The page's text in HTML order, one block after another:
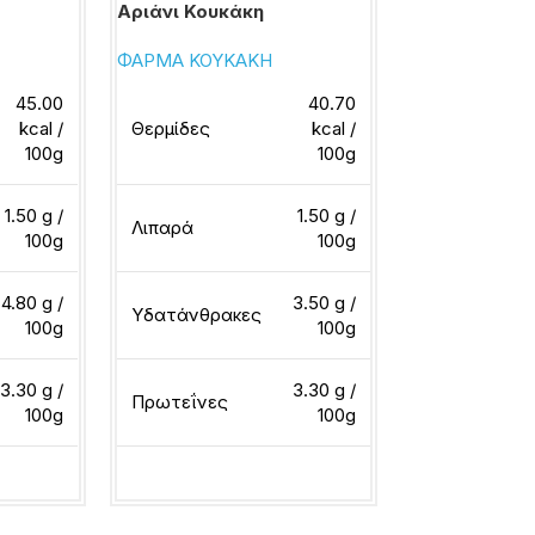
45.00
kcal /
100g
1.50 g /
100g
4.80 g /
100g
3.30 g /
100g
Αριάνι Κουκάκη
ΦΑΡΜΑ ΚΟΥΚΑΚΗ
Θερμίδες
40.70
kcal /
100g
Λιπαρά
1.50 g /
100g
Υδατάνθρακες
3.50 g /
100g
Πρωτεΐνες
3.30 g /
100g